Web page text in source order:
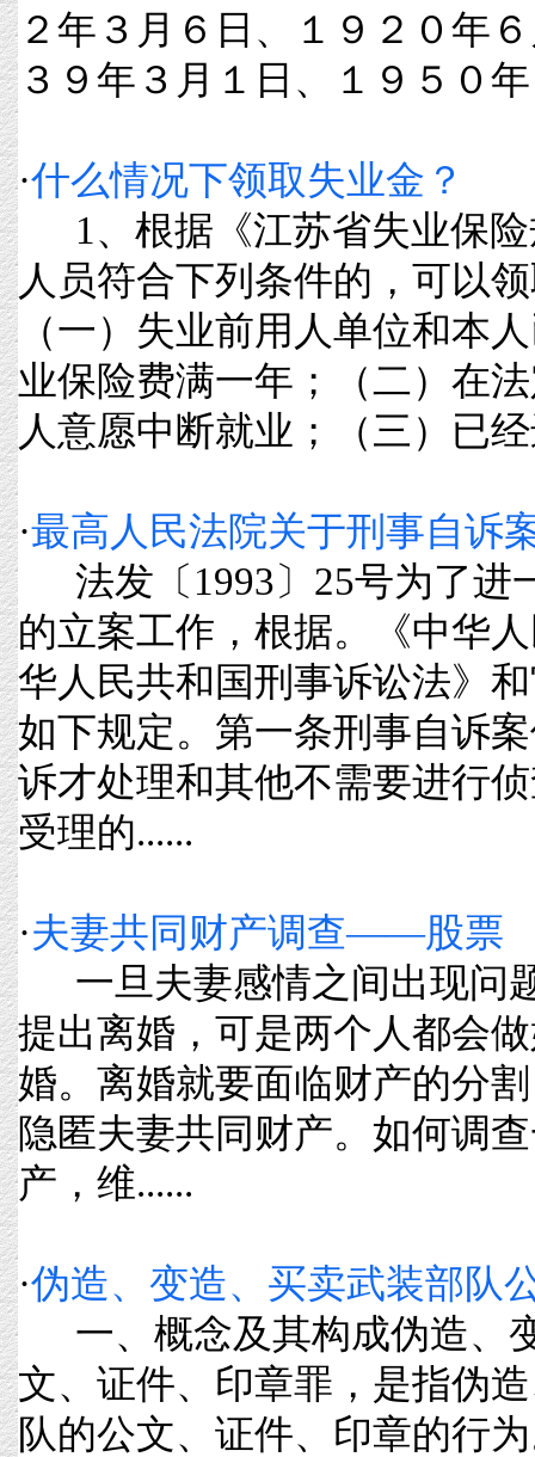
２年３月６日、１９２０
３９年３月１日、１９５０
·什么情况下领取失业金？
1、根据《江苏省失业保险
人员符合下列条件的，可以
（一）失业前用人单位和本
业保险费满一年；（二）在
人意愿中断就业；（三）已
·最高人民法院关于刑事自诉
法发〔1993〕25号为了进
的立案工作，根据。《中华
华人民共和国刑事诉讼法》
如下规定。第一条刑事自诉
诉才处理和其他不需要进行
受理的......
·夫妻共同财产调查——股票
一旦夫妻感情之间出现问
提出离婚，可是两个人都会
婚。离婚就要面临财产的分
隐匿夫妻共同财产。如何调
产，维......
·伪造、变造、买卖武装部队
一、概念及其构成伪造、
文、证件、印章罪，是指伪
队的公文、证件、印章的行